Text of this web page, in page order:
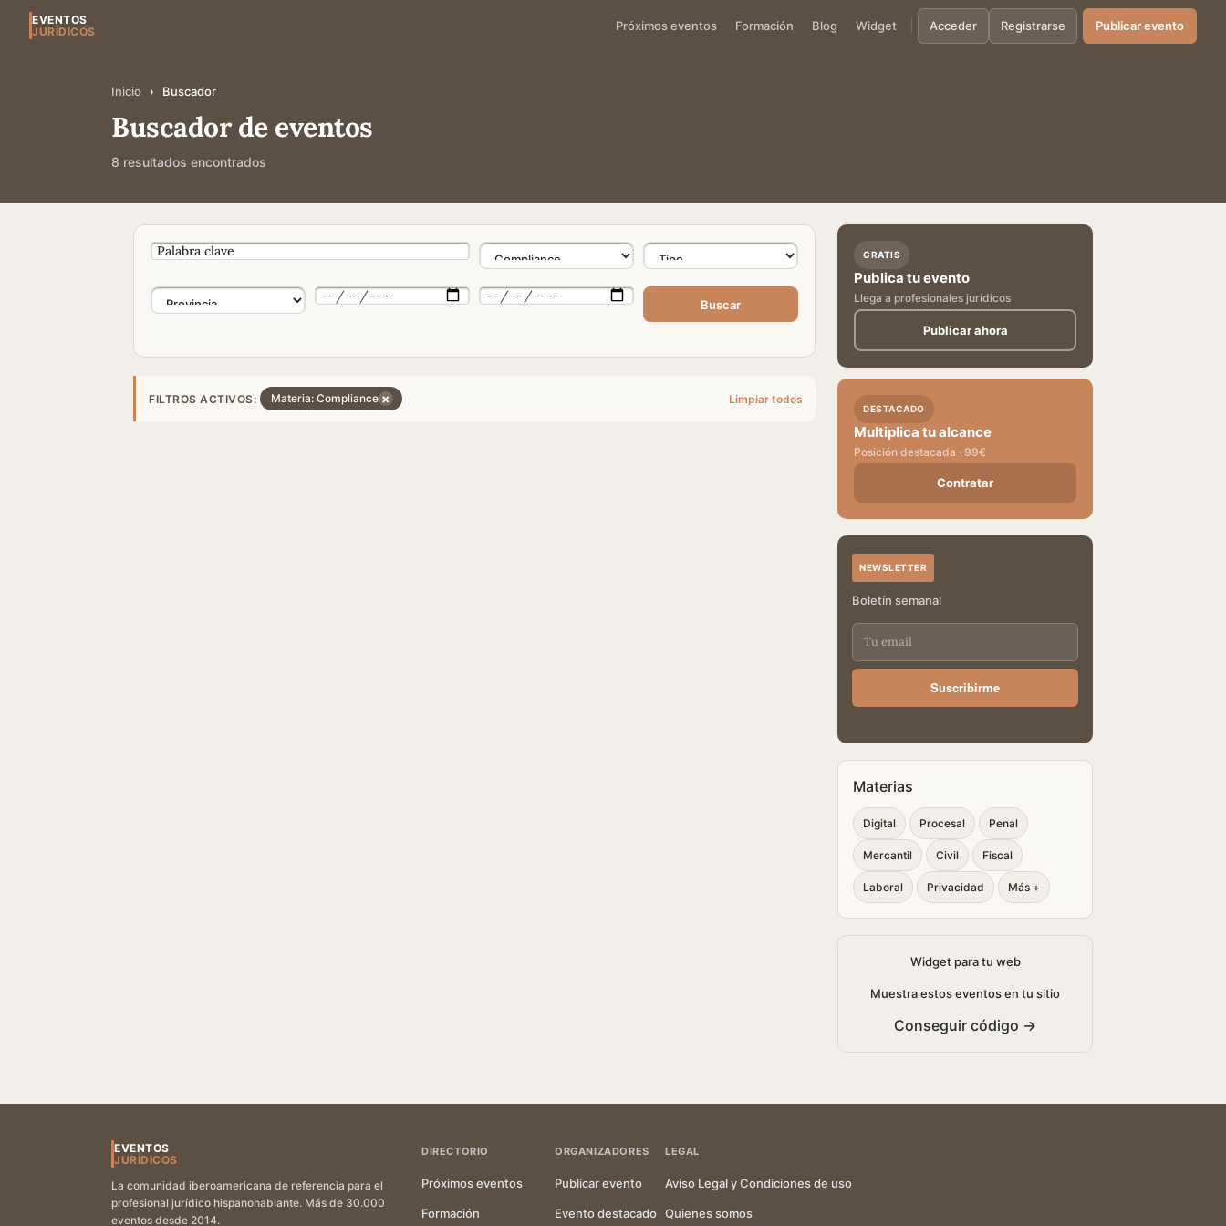
EVENTOS
JURÍDICOS
Próximos eventos Formación Blog Widget Acceder Registrarse Publicar evento
Inicio › Buscador
Buscador de eventos
8 resultados encontrados
Buscar
FILTROS ACTIVOS: Materia: Compliance × Limpiar todos
GRATIS
Publica tu evento
Llega a profesionales jurídicos
Publicar ahora
DESTACADO
Multiplica tu alcance
Posición destacada · 99€
Contratar
NEWSLETTER
Boletín semanal
Suscribirme
Materias
Digital Procesal Penal
Mercantil Civil Fiscal
Laboral Privacidad Más +
Widget para tu web
Muestra estos eventos en tu sitio
Conseguir código →
EVENTOS
JURÍDICOS
La comunidad iberoamericana de referencia para el
profesional jurídico hispanohablante. Más de 30.000
eventos desde 2014.
DIRECTORIO
Próximos eventos
Formación
ORGANIZADORES
Publicar evento
Evento destacado
LEGAL
Aviso Legal y Condiciones de uso
Quienes somos